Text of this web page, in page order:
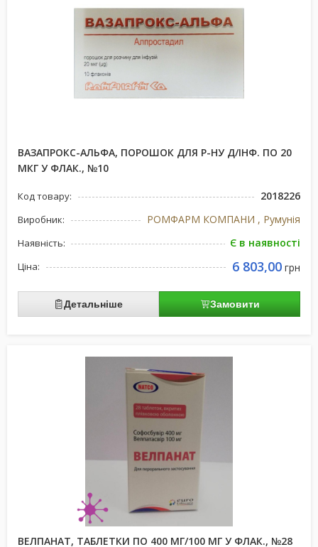
ВАЗАПРОКС-АЛЬФА, ПОРОШОК ДЛЯ Р-НУ Д/ІНФ. ПО 20
МКГ У ФЛАК., №10
Код товару: 2018226
Виробник: РОМФАРМ КОМПАНИ , Румунія
Наявність: Є в наявності
Ціна: 6 803,00 грн
Детальніше Замовити
ВЕЛПАНАТ, ТАБЛЕТКИ ПО 400 МГ/100 МГ У ФЛАК., №28